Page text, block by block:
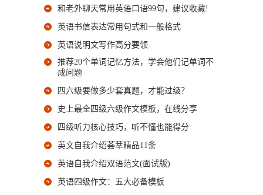
和老外聊天常用英语口语99句，建议收藏!
英语书信表达常用句式和一般格式
英语说明文写作高分要领
推荐20个单词记忆方法，学会他们记单词不
成问题
四六级要做多少套真题，才能过级？
史上最全四级六级作文模板，在线分享
四级听力核心技巧，听不懂也能得分
英文自我介绍荟萃精品11条
英语自我介绍双语范文(面试版)
英语四级作文：五大必备模板